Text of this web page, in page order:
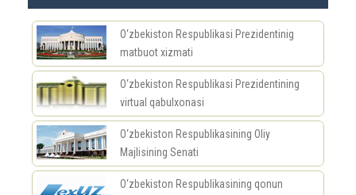
O‘zbekiston Respublikasi Prezidentinig
matbuot xizmati
O‘zbekiston Respublikasi Prezidentining
virtual qabulxonasi
O‘zbekiston Respublikasining Oliy
Majlisining Senati
O‘zbekiston Respublikasining qonun